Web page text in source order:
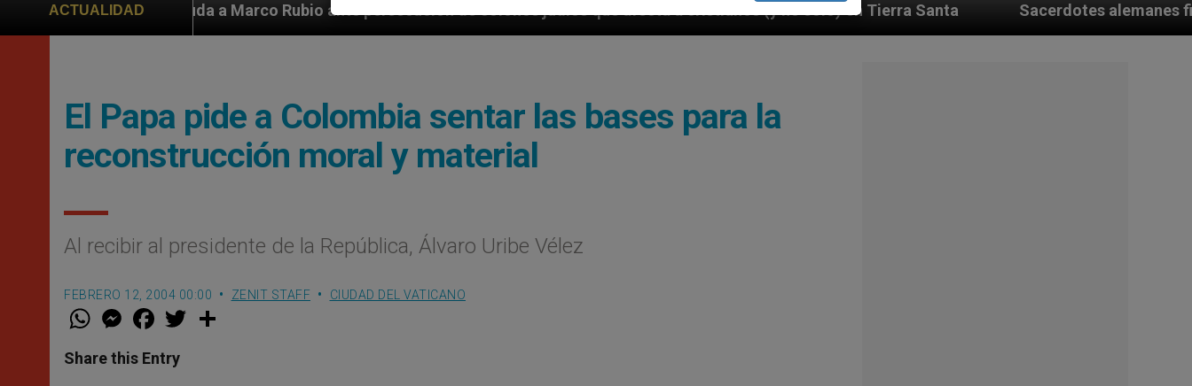
ACTUALIDAD
a Marco Rubio ante persecución de colonos judíos que afecta a cristianos (y no sólo) en Tierra Santa Sacerdotes alemanes fieles al Papa
El Papa pide a Colombia sentar las bases para la
reconstrucción moral y material
Al recibir al presidente de la República, Álvaro Uribe Vélez
FEBRERO 12, 2004 00:00 ZENIT STAFF CIUDAD DEL VATICANO
W
t
s
M
e
s
e
F
a
e
b
w
Share this Entry